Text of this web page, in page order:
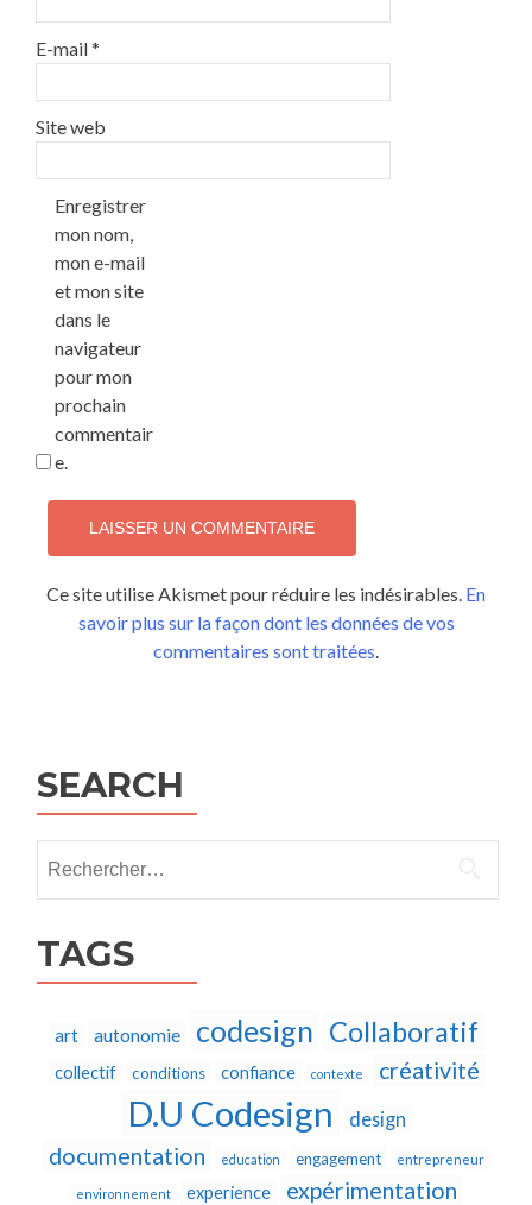
E-mail*
Site web
Enregistrer
mon nom,
mon e-mail
et mon site
dans le
navigateur
pour mon
prochain
commentair
e.
Ce site utilise Akismet pour réduire les indésirables. En
savoir plus sur la façon dont les données de vos
commentaires sont traitées.
SEARCH
TAGS
art autonomie codesign Collaboratif
collectif conditions confiance contexte créativité
D.U Codesign design
documentation education engagement entrepreneur
environnement experience
expérimentation